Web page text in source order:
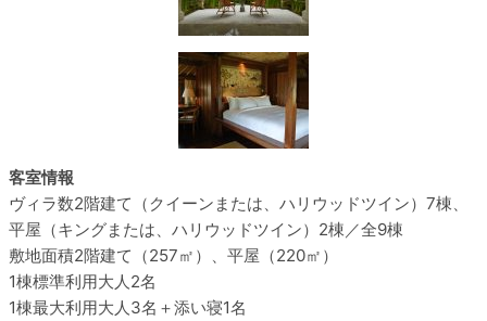
客室情報
ヴィラ数2階建て（クイーンまたは、ハリウッドツイン）7棟、
平屋（キングまたは、ハリウッドツイン）2棟／全9棟
敷地面積2階建て（257㎡）、平屋（220㎡）
1棟標準利用大人2名
1棟最大利用大人3名＋添い寝1名